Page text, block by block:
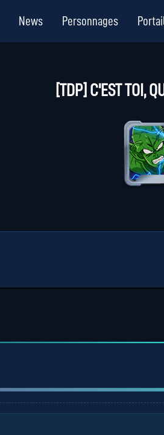
News Personnages
[TDP] C'EST TOI,